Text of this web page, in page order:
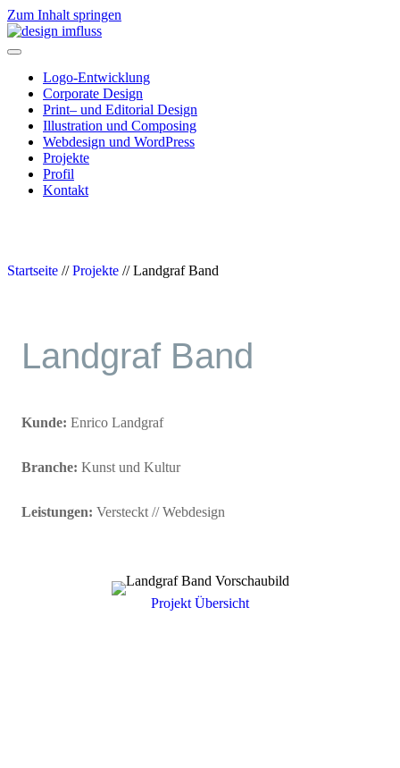
Zum Inhalt springen
Navigation
Logo-Entwicklung
Corporate Design
Print– und Editorial Design
Illustration und Composing
Webdesign und WordPress
Projekte
Profil
Kontakt
Startseite //Projekte //Landgraf Band
Landgraf Band
Kunde: Enrico Landgraf
Branche: Kunst und Kultur
Leistungen: Versteckt // Webdesign
Projekt Übersicht